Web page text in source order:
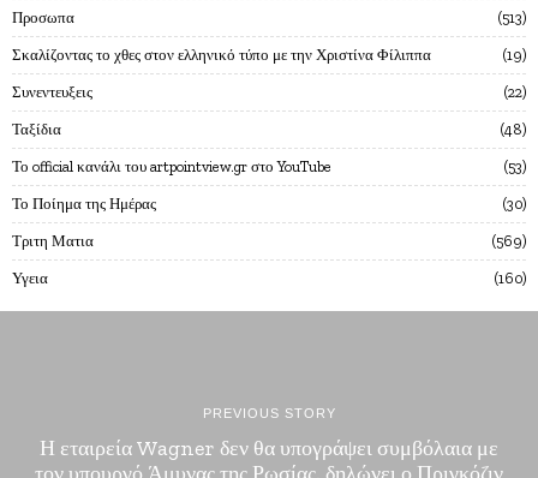
Προσωπα 513
Σκαλίζοντας το χθες στον ελληνικό τύπο με την Χριστίνα Φίλιππα 19
Συνεντευξεις 22
Ταξίδια 48
Το official κανάλι του artpointview.gr στο YouTube 53
Το Ποίημα της Ημέρας 30
Τριτη Ματια 569
Υγεια 160
PREVIOUS STORY
Η εταιρεία Wagner δεν θα υπογράψει συμβόλαια με